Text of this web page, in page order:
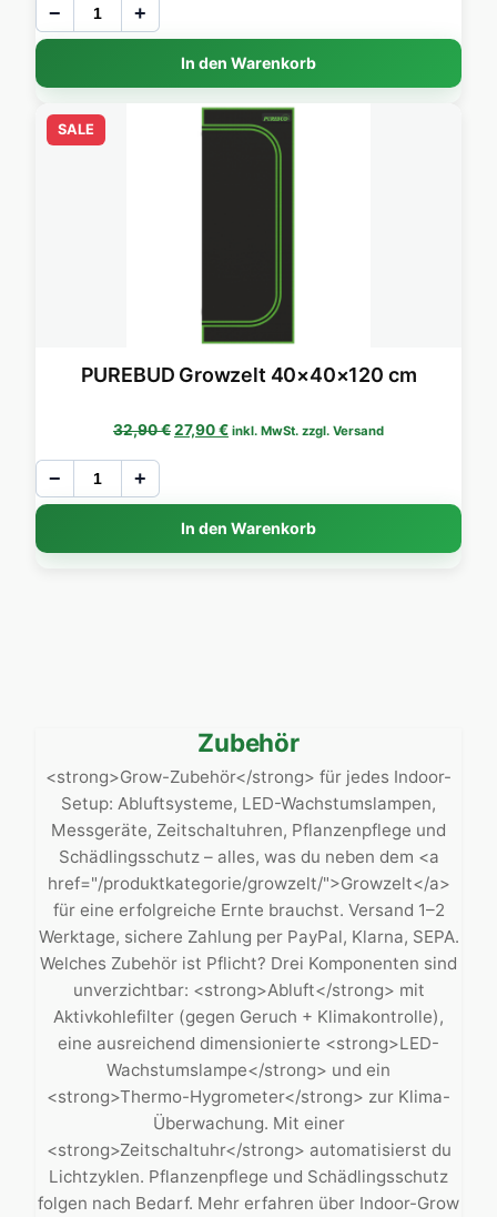
− +
In den Warenkorb
SALE
PUREBUD Growzelt 40×40×120 cm
32,90€Ursprünglicher Preis war: 32,90 €
27,90€Aktueller Preis ist: 27,90 €.
inkl. MwSt. zzgl. Versand
− +
In den Warenkorb
Zubehör
<strong>Grow-Zubehör</strong> für jedes Indoor-
Setup: Abluftsysteme, LED-Wachstumslampen,
Messgeräte, Zeitschaltuhren, Pflanzenpflege und
Schädlingsschutz – alles, was du neben dem <a
href="/produktkategorie/growzelt/">Growzelt</a>
für eine erfolgreiche Ernte brauchst. Versand 1–2
Werktage, sichere Zahlung per PayPal, Klarna, SEPA.
Welches Zubehör ist Pflicht? Drei Komponenten sind
unverzichtbar: <strong>Abluft</strong> mit
Aktivkohlefilter (gegen Geruch + Klimakontrolle),
eine ausreichend dimensionierte <strong>LED-
Wachstumslampe</strong> und ein
<strong>Thermo-Hygrometer</strong> zur Klima-
Überwachung. Mit einer
<strong>Zeitschaltuhr</strong> automatisierst du
Lichtzyklen. Pflanzenpflege und Schädlingsschutz
folgen nach Bedarf. Mehr erfahren über Indoor-Grow